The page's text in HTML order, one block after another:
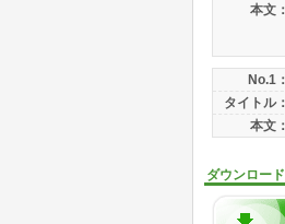
本文：
No.1：
タイトル：
本文：
ダウンロード